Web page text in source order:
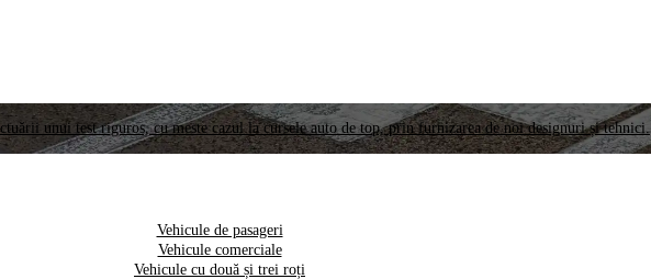
unui test riguros, cu meste cazul la cursele auto de top, prin furnizarea de noi designuri și tehnici.
Vehicule de pasageri
Vehicule comerciale
Vehicule cu două și trei roți